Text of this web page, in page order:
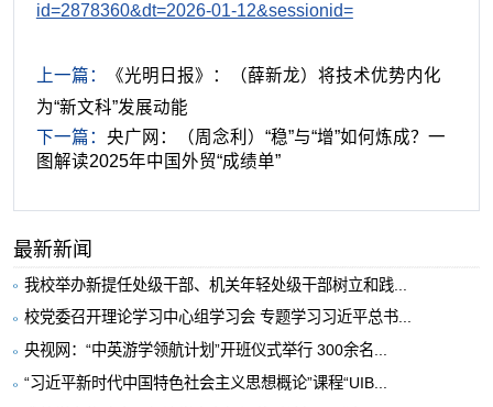
id=2878360&dt=2026-01-12&sessionid=
上一篇：
《光明日报》：（薛新龙）将技术优势内化
为“新文科”发展动能
下一篇： 央广网：（周念利）“稳”与“增”如何炼成？一
图解读2025年中国外贸“成绩单”
最新新闻
我校举办新提任处级干部、机关年轻处级干部树立和践...
校党委召开理论学习中心组学习会 专题学习习近平总书...
央视网：“中英游学领航计划”开班仪式举行 300余名...
“习近平新时代中国特色社会主义思想概论”课程“UIB...